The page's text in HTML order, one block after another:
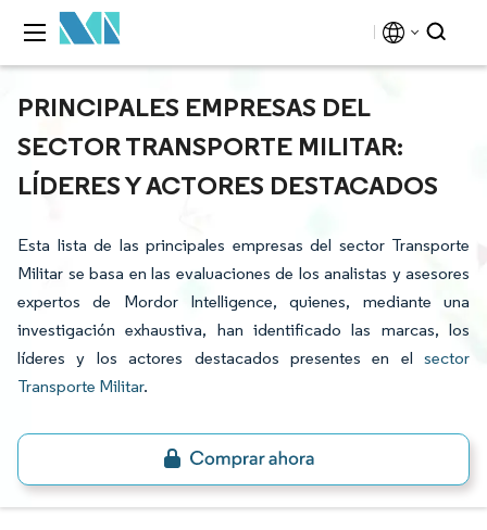
PRINCIPALES EMPRESAS DEL
SECTOR TRANSPORTE MILITAR:
LÍDERES Y ACTORES DESTACADOS
Esta lista de las principales empresas del sector Transporte
Militar se basa en las evaluaciones de los analistas y asesores
expertos de Mordor Intelligence, quienes, mediante una
investigación exhaustiva, han identificado las marcas, los
líderes y los actores destacados presentes en el sector
Transporte Militar.